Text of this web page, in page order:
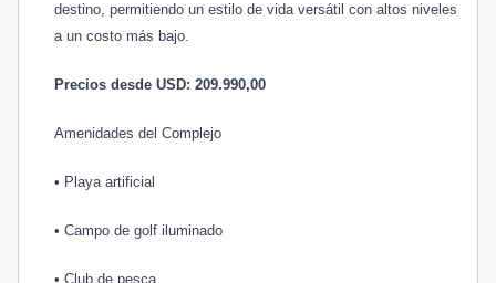
destino, permitiendo un estilo de vida versátil con altos niveles
a un costo más bajo.
Precios desde USD: 209.990,00
Amenidades del Complejo
• Playa artificial
• Campo de golf iluminado
• Club de pesca